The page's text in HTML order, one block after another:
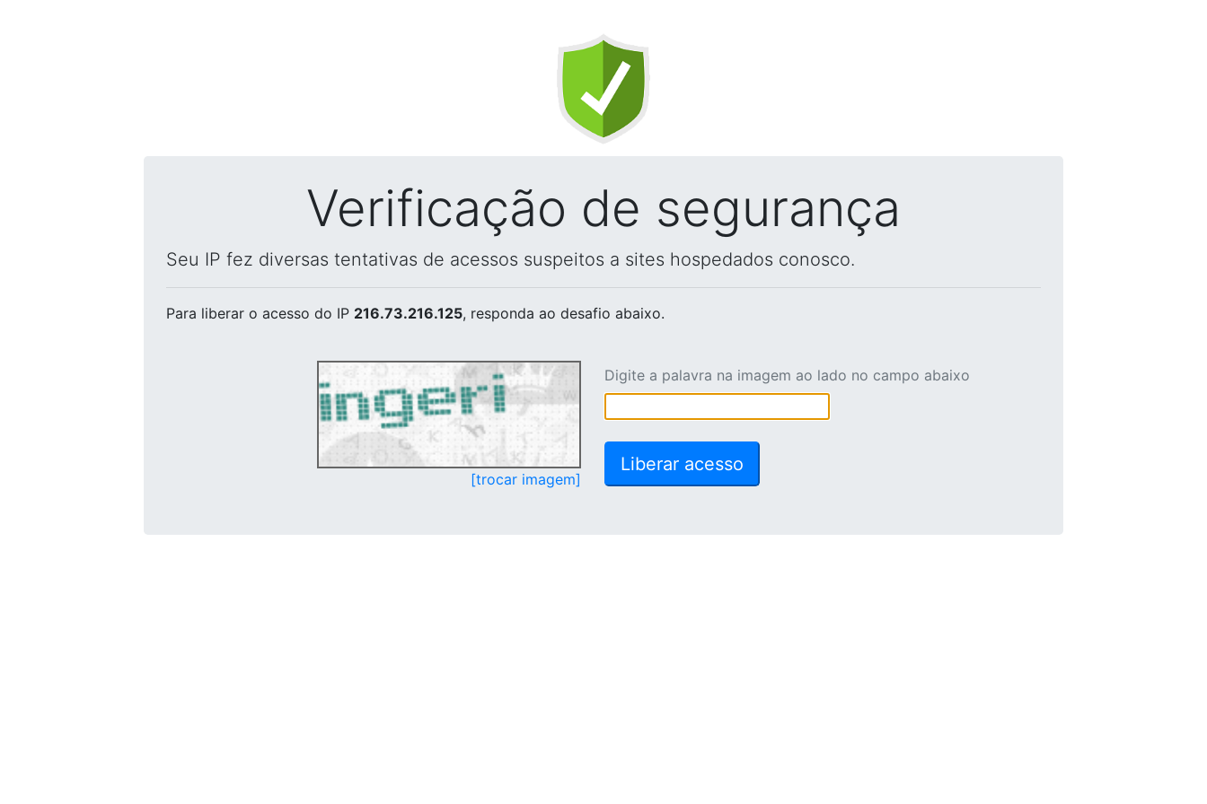
Verificação de segurança
Seu IP fez diversas tentativas de acessos suspeitos a sites hospedados conosco.
Para liberar o acesso do IP 216.73.216.125, responda ao desafio abaixo.
[trocar imagem]
Digite a palavra na imagem ao lado no campo abaixo